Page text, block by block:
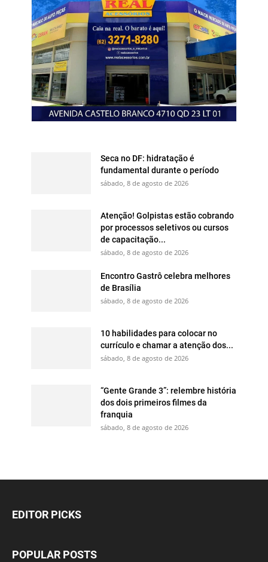
Seca no DF: hidratação é
fundamental durante o período
sábado, 8 de agosto de 2026
Atenção! Golpistas estão cobrando
por processos seletivos ou cursos
de capacitação...
sábado, 8 de agosto de 2026
Encontro Gastrô celebra melhores
de Brasília
sábado, 8 de agosto de 2026
10 habilidades para colocar no
currículo e chamar a atenção dos...
sábado, 8 de agosto de 2026
“Gente Grande 3”: relembre história
dos dois primeiros filmes da
franquia
sábado, 8 de agosto de 2026
EDITOR PICKS
POPULAR POSTS